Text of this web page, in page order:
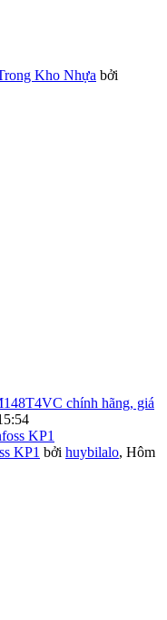
Kho Nhựa bởi
chính hãng, giá
KP1 bởi huybilalo, Hôm